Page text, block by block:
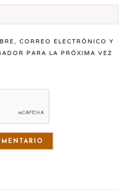
CORREO ELECTRÓNICO Y
PARA LA PRÓXIMA VEZ